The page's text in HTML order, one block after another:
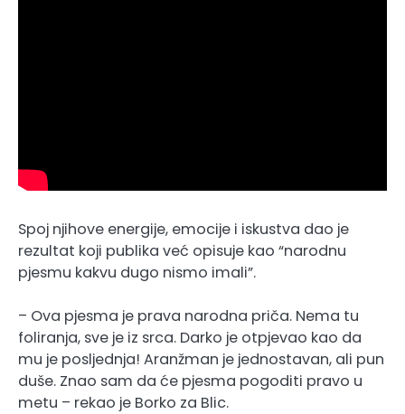
Spoj njihove energije, emocije i iskustva dao je
rezultat koji publika već opisuje kao “narodnu
pjesmu kakvu dugo nismo imali”.
– Ova pjesma je prava narodna priča. Nema tu
foliranja, sve je iz srca. Darko je otpjevao kao da
mu je posljednja! Aranžman je jednostavan, ali pun
duše. Znao sam da će pjesma pogoditi pravo u
metu – rekao je Borko za Blic.